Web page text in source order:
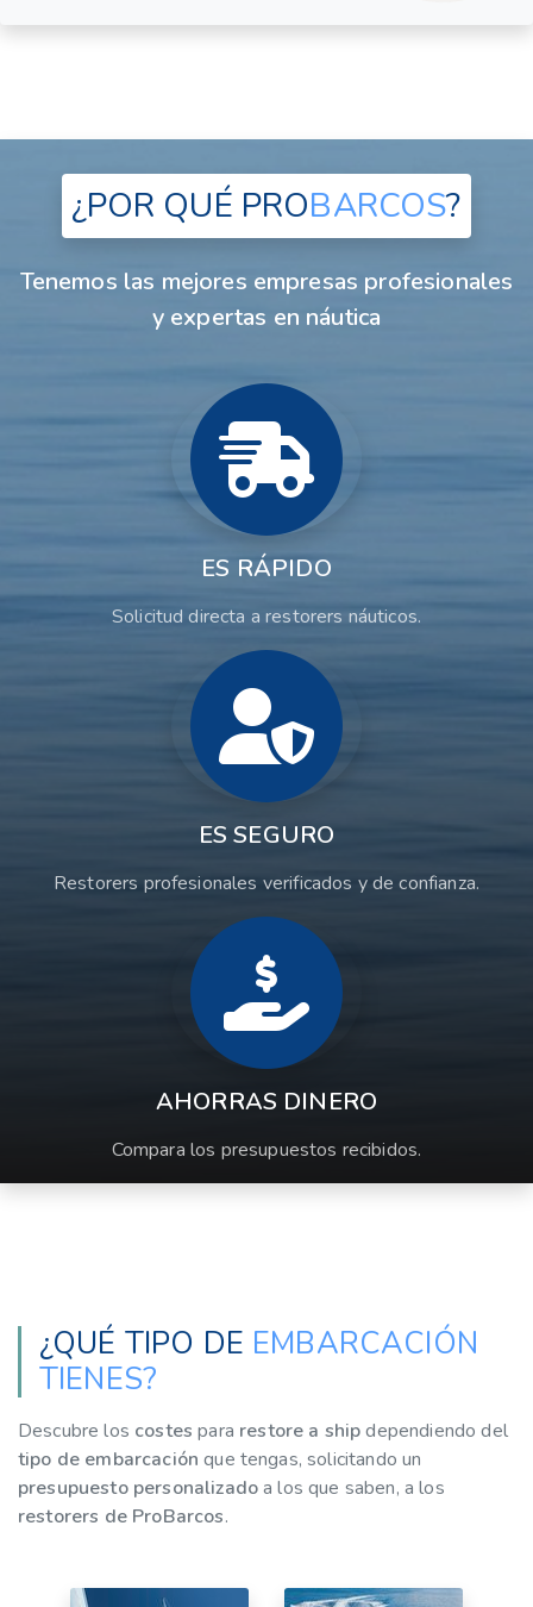
¿POR QUÉ PROBARCOS?
Tenemos las mejores empresas profesionales
y expertas en náutica
ES RÁPIDO
Solicitud directa a restorers náuticos.
ES SEGURO
Restorers profesionales verificados y de confianza.
AHORRAS DINERO
Compara los presupuestos recibidos.
¿QUÉ TIPO DE EMBARCACIÓN
TIENES?
Descubre los costes para restore a shipdependiendo del
tipo de embarcación que tengas, solicitando un
presupuesto personalizadoa los que saben, a los
restorers de ProBarcos.